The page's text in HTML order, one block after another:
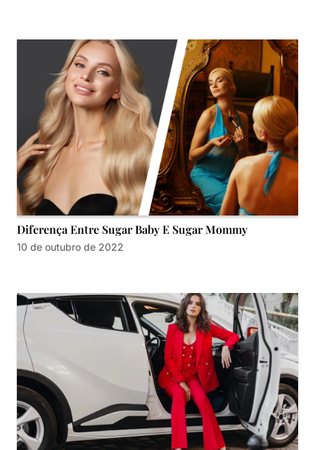
Diferença Entre Sugar Baby E Sugar Mommy
10 de outubro de 2022